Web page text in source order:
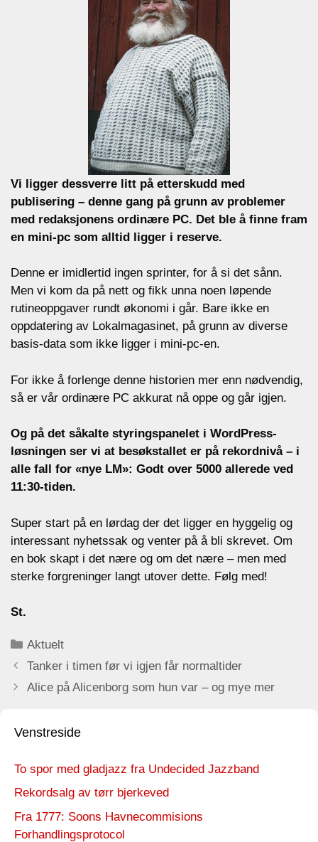
Vi ligger dessverre litt på etterskudd med
publisering – denne gang på grunn av problemer
med redaksjonens ordinære PC. Det ble å finne fram
en mini-pc som alltid ligger i reserve.
Denne er imidlertid ingen sprinter, for å si det sånn.
Men vi kom da på nett og fikk unna noen løpende
rutineoppgaver rundt økonomi i går. Bare ikke en
oppdatering av Lokalmagasinet, på grunn av diverse
basis-data som ikke ligger i mini-pc-en.
For ikke å forlenge denne historien mer enn nødvendig,
så er vår ordinære PC akkurat nå oppe og går igjen.
Og på det såkalte styringspanelet i WordPress-
løsningen ser vi at besøkstallet er på rekordnivå – i
alle fall for «nye LM»: Godt over 5000 allerede ved
11:30-tiden.
Super start på en lørdag der det ligger en hyggelig og
interessant nyhetssak og venter på å bli skrevet. Om
en bok skapt i det nære og om det nære – men med
sterke forgreninger langt utover dette. Følg med!
St.
Categories
Aktuelt
Tanker i timen før vi igjen får normaltider
Alice på Alicenborg som hun var – og mye mer
Venstreside
To spor med gladjazz fra Undecided Jazzband
Rekordsalg av tørr bjerkeved
Fra 1777: Soons Havnecommisions
Forhandlingsprotocol